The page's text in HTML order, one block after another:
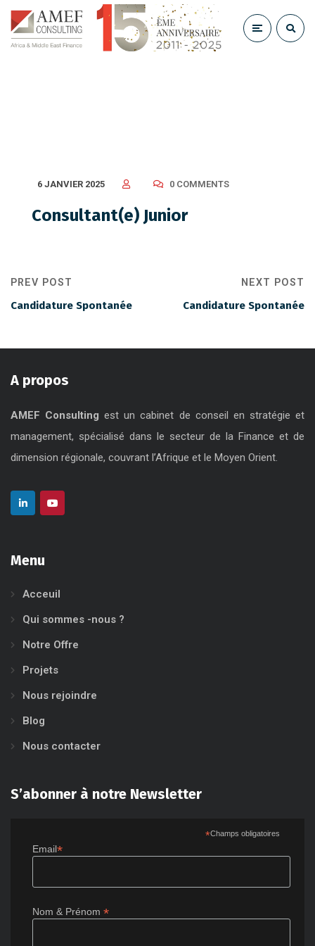
6 JANVIER 2025 0 COMMENTS
Consultant(e) Junior
PREV POST
Candidature Spontanée
NEXT POST
Candidature Spontanée
A propos
AMEF Consulting est un cabinet de conseil en stratégie et
management, spécialisé dans le secteur de la Finance et de
dimension régionale, couvrant l’Afrique et le Moyen Orient.
Menu
Acceuil
Qui sommes -nous ?
Notre Offre
Projets
Nous rejoindre
Blog
Nous contacter
S’abonner à notre Newsletter
*Champs obligatoires
Email*
Nom & Prénom*